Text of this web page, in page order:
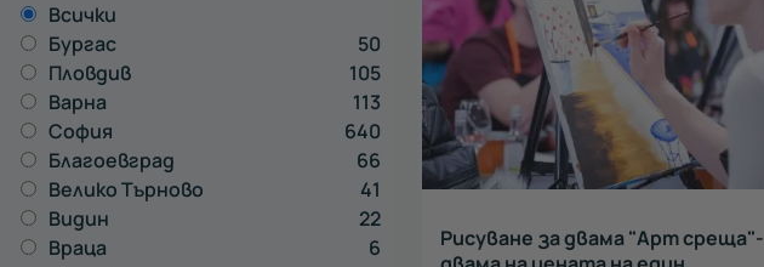
Всички
Бургас
50
Пловдив
105
Варна
113
София
640
Благоевград
66
Велико Търново
41
Видин
22
Враца
6
Рисуване за двама "Арт среща"-